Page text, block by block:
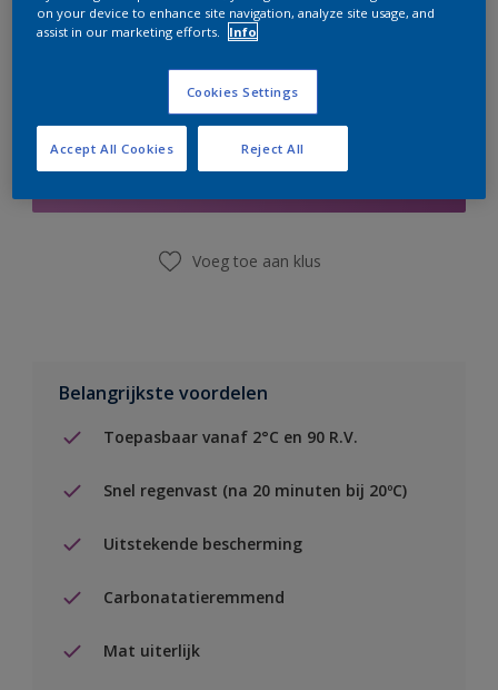
Boodschappenlijst
Voeg toe aan klus
Belangrijkste voordelen
Toepasbaar vanaf 2°C en 90 R.V.
Snel regenvast (na 20 minuten bij 20ºC)
Uitstekende bescherming
Carbonatatieremmend
Mat uiterlijk
on your device to enhance site navigation, analyze site usage, and
assist in our marketing efforts.
Info
Cookies Settings
Reject All
Accept All Cookies